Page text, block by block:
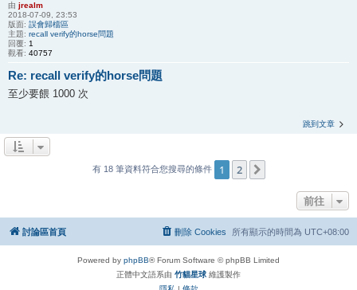
由 jrealm
2018-07-09, 23:53
版面: 誤會歸檔區
主題: recall verify的horse問題
回覆: 1
觀看: 40757
Re: recall verify的horse問題
至少要餵 1000 次
跳到文章
有 18 筆資料符合您搜尋的條件 1 2
前往
討論區首頁 所有顯示的時間為 UTC+08:00
刪除 Cookies
Powered by phpBB® Forum Software © phpBB Limited
正體中文語系由 竹貓星球 維護製作